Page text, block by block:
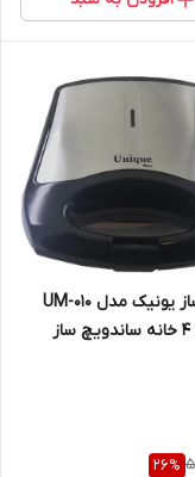
اسنک ساز یونیک مدل UM-010
26%